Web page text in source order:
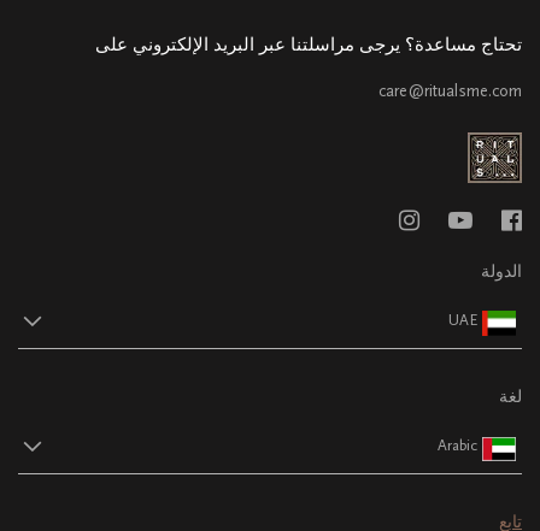
تحتاج مساعدة؟ يرجى مراسلتنا عبر البريد الإلكتروني على
care@ritualsme.com
الدولة
UAE
لغة
Arabic
تابع